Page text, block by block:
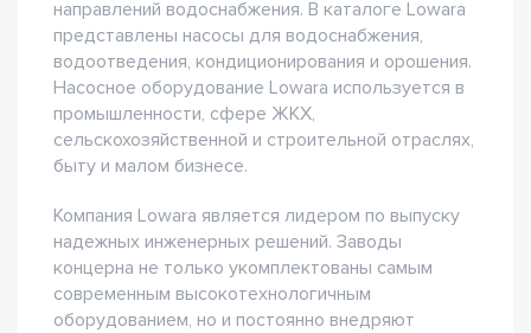
направлений водоснабжения. В каталоге Lowara
представлены насосы для водоснабжения,
водоотведения, кондиционирования и орошения.
Насосное оборудование Lowara используется в
промышленности, сфере ЖКХ,
сельскохозяйственной и строительной отраслях,
быту и малом бизнесе.
Компания Lowara является лидером по выпуску
надежных инженерных решений. Заводы
концерна не только укомплектованы самым
современным высокотехнологичным
оборудованием, но и постоянно внедряют